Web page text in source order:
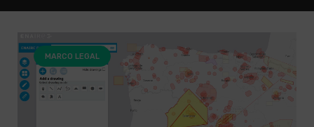
MARCO LEGAL